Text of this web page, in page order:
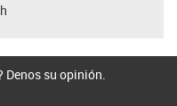
Denos su opinión.